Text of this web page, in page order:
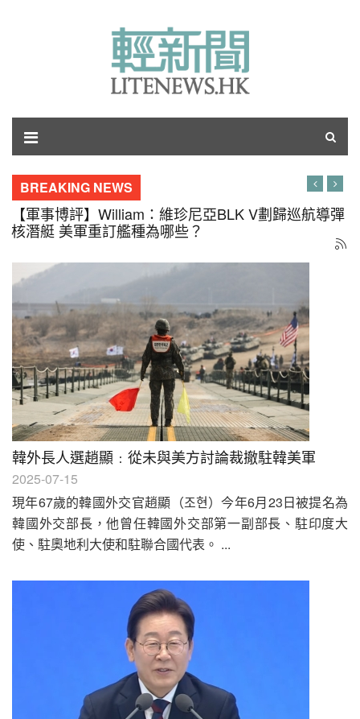
BREAKING NEWS
【軍事博評】呂琪：飛舞的銀杏葉何時落地？
韓外長人選趙顯﹕從未與美方討論裁撤駐韓美軍
2025-07-15
現年67歲的韓國外交官趙顯（조현）今年6月23日被提名為
韓國外交部長，他曾任韓國外交部第一副部長、駐印度大
使、駐奧地利大使和駐聯合國代表。 ...